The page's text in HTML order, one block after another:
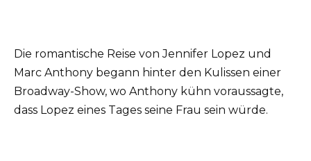
Die romantische Reise von Jennifer Lopez und
Marc Anthony begann hinter den Kulissen einer
Broadway-Show, wo Anthony kühn voraussagte,
dass Lopez eines Tages seine Frau sein würde.